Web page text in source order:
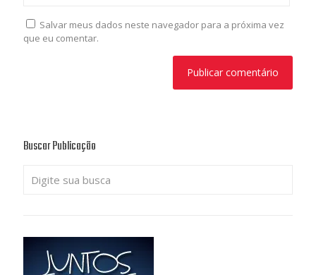
Salvar meus dados neste navegador para a próxima vez
que eu comentar.
Buscar Publicação